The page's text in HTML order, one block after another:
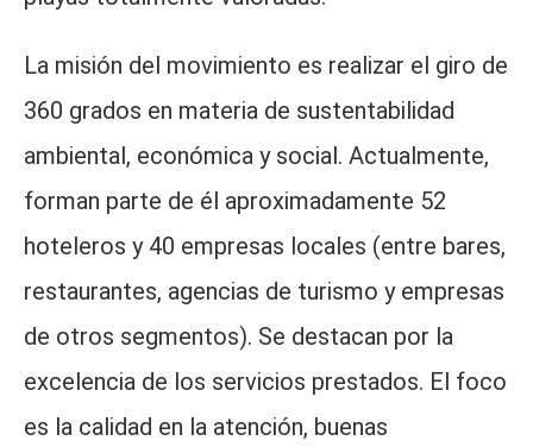
La misión del movimiento es realizar el giro de
360 ​​grados en materia de sustentabilidad
ambiental, económica y social. Actualmente,
forman parte de él aproximadamente 52
hoteleros y 40 empresas locales (entre bares,
restaurantes, agencias de turismo y empresas
de otros segmentos). Se destacan por la
excelencia de los servicios prestados. El foco
es la calidad en la atención, buenas